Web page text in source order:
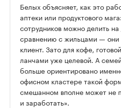
Белых объясняет, как это
аптеки или продуктового
сотрудников можно делить
сравнению с жильцами — они
клиент. Зато для кофе,
ланчами уже целевой. А
больше ориентировано
офисном кластере такой
смешанном вполне может не
и заработать».